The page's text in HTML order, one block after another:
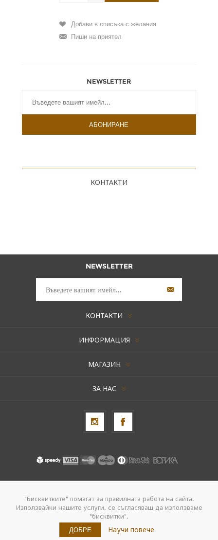
NEWSLETTER
КОНТАКТИ
NEWSLETTER
КОНТАКТИ
ИНФОРМАЦИЯ
МАГАЗИН
ЗА НАС
Авторски права © 2026 AxentBox. Всички права запазени.
Powered by nopCommerce
Създадено от Navtech Group
"Бисквитките" помагат за правилната работа на сайта.
Използвайки нашите услуги, се съгласяваш да използваме
"бисквитки".
ДОБРЕ
Научи повече